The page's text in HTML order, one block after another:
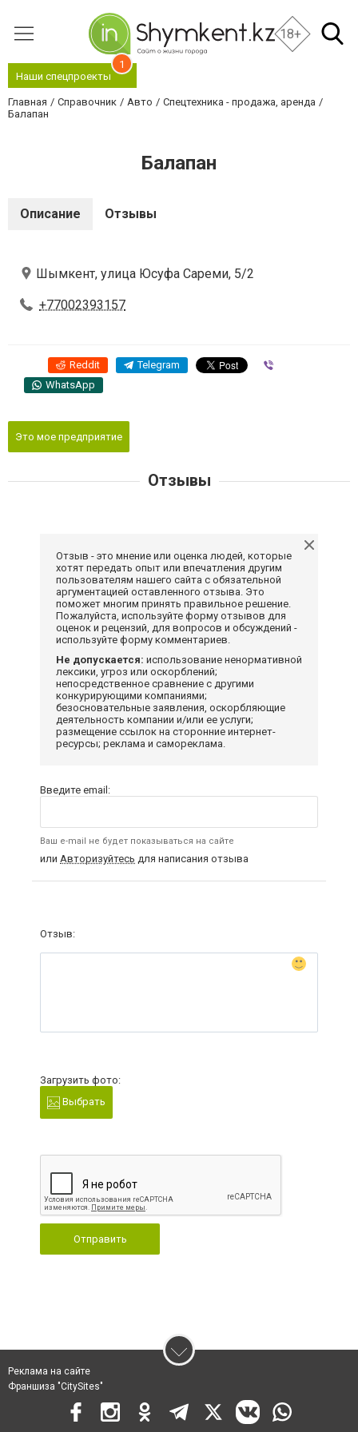
18+
Наши спецпроекты
1
Главная Справочник Авто
Спецтехника - продажа, аренда
Балапан
Балапан
Описание Отзывы
Шымкент, улица Юсуфа Сареми, 5/2
+77002393157
Reddit Telegram
WhatsApp
Это мое предприятие
Отзывы
Отзыв - это мнение или оценка людей, которые
хотят передать опыт или впечатления другим
пользователям нашего сайта с обязательной
аргументацией оставленного отзыва. Это
поможет многим принять правильное решение.
Пожалуйста, используйте форму отзывов для
оценок и рецензий, для вопросов и обсуждений -
используйте форму комментариев.
Не допускается: использование ненормативной
лексики, угроз или оскорблений;
непосредственное сравнение с другими
конкурирующими компаниями;
безосновательные заявления, оскорбляющие
деятельность компании и/или ее услуги;
размещение ссылок на сторонние интернет-
ресурсы; реклама и самореклама.
Введите email:
Ваш e-mail не будет показываться на сайте
или Авторизуйтесь для написания отзыва
Отзыв:
Загрузить фото:
Выбрать
Отправить
Реклама на сайте
Франшиза "CitySites"